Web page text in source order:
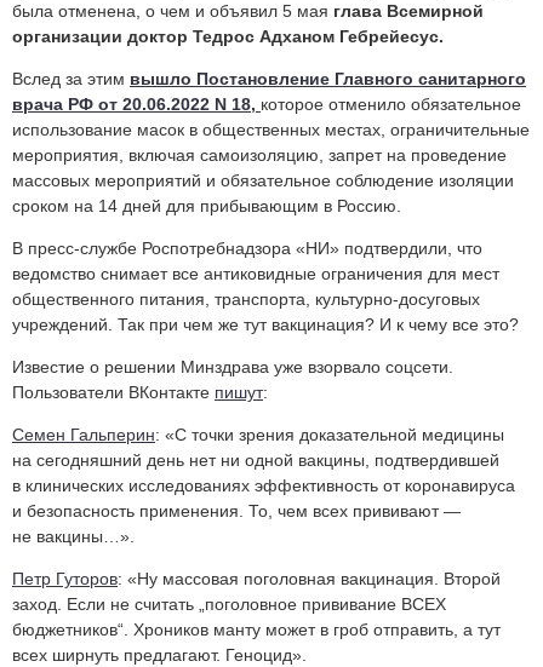
была отменена, о чем и объявил 5 мая глава Всемирной
организации доктор Тедрос Адханом Гебрейесус.
Вслед за этим вышло Постановление Главного санитарного
врача РФ от 20.06.2022 N 18, которое отменило обязательное
использование масок в общественных местах, ограничительные
мероприятия, включая самоизоляцию, запрет на проведение
массовых мероприятий и обязательное соблюдение изоляции
сроком на 14 дней для прибывающим в Россию.
В пресс-службе Роспотребнадзора «НИ» подтвердили, что
ведомство снимает все антиковидные ограничения для мест
общественного питания, транспорта, культурно-досуговых
учреждений. Так при чем же тут вакцинация? И к чему все это?
Известие о решении Минздрава уже взорвало соцсети.
Пользователи ВКонтакте пишут:
Семен Гальперин: «С точки зрения доказательной медицины
на сегодняшний день нет ни одной вакцины, подтвердившей
в клинических исследованиях эффективность от коронавируса
и безопасность применения. То, чем всех прививают —
не вакцины…».
Петр Гуторов: «Ну массовая поголовная вакцинация. Второй
заход. Если не считать „поголовное прививание ВСЕХ
бюджетников“. Хроников манту может в гроб отправить, а тут
всех ширнуть предлагают. Геноцид».